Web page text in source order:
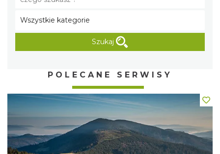
Szukaj
POLECANE SERWISY